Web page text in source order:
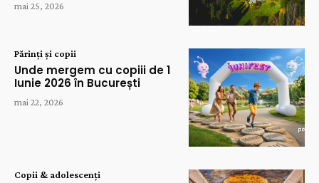
mai 25, 2026
Părinți și copii
Unde mergem cu copiii de 1
Iunie 2026 în București
mai 22, 2026
Copii & adolescenți